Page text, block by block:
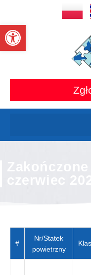
Otwórz pasek narzędzi
#
Nr/Statek
powietrzny